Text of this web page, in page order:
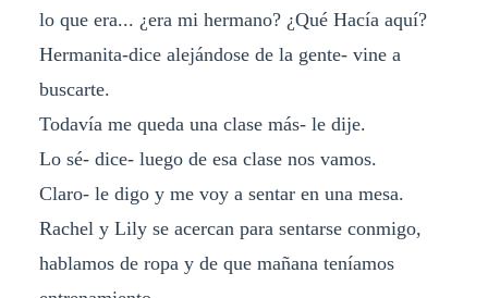
lo que era... ¿era mi hermano? ¿Qué Hacía aquí?
Hermanita-dice alejándose de la gente- vine a
buscarte.
Todavía me queda una clase más- le dije.
Lo sé- dice- luego de esa clase nos vamos.
Claro- le digo y me voy a sentar en una mesa.
Rachel y Lily se acercan para sentarse conmigo,
hablamos de ropa y de que mañana teníamos